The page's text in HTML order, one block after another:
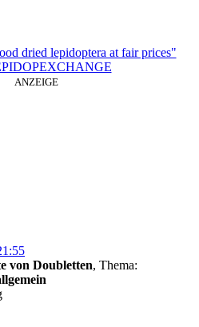
ANZEIGE
von Doubletten, Thema: